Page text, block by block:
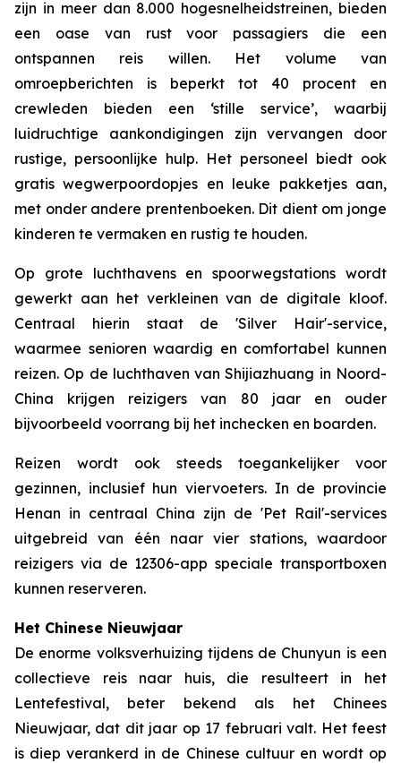
zijn in meer dan 8.000 hogesnelheidstreinen, bieden
een oase van rust voor passagiers die een
ontspannen reis willen. Het volume van
omroepberichten is beperkt tot 40 procent en
crewleden bieden een ‘stille service’, waarbij
luidruchtige aankondigingen zijn vervangen door
rustige, persoonlijke hulp. Het personeel biedt ook
gratis wegwerpoordopjes en leuke pakketjes aan,
met onder andere prentenboeken. Dit dient om jonge
kinderen te vermaken en rustig te houden.
Op grote luchthavens en spoorwegstations wordt
gewerkt aan het verkleinen van de digitale kloof.
Centraal hierin staat ​​de 'Silver Hair'-service,
waarmee senioren waardig en comfortabel kunnen
reizen. Op de luchthaven van Shijiazhuang in Noord-
China krijgen reizigers van 80 jaar en ouder
bijvoorbeeld voorrang bij het inchecken en boarden.
Reizen wordt ook steeds toegankelijker voor
gezinnen, inclusief hun viervoeters. In de provincie
Henan in centraal China zijn de 'Pet Rail'-services
uitgebreid van één naar vier stations, waardoor
reizigers via de 12306-app speciale transportboxen
kunnen reserveren.
Het Chinese Nieuwjaar
De enorme volksverhuizing tijdens de Chunyun is een
collectieve reis naar huis, die resulteert in het
Lentefestival, beter bekend als het Chinees
Nieuwjaar, dat dit jaar op 17 februari valt. Het feest
is diep verankerd in de Chinese cultuur en wordt op